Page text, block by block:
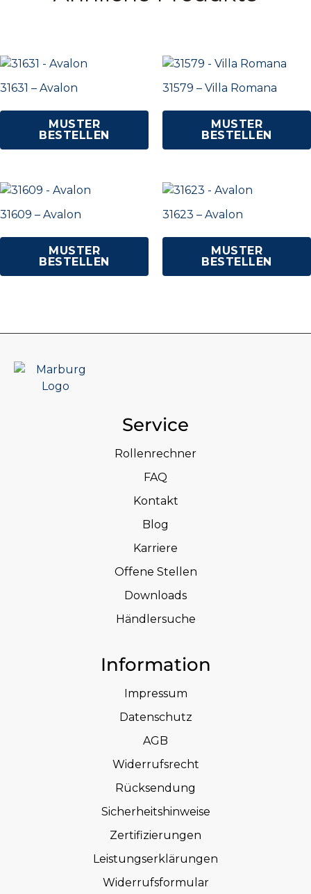
31631 – Avalon
MUSTER
BESTELLEN
31579 – Villa Romana
MUSTER
BESTELLEN
31609 – Avalon
MUSTER
BESTELLEN
31623 – Avalon
MUSTER
BESTELLEN
Service
Rollenrechner
FAQ
Kontakt
Blog
Karriere
Offene Stellen
Downloads
Händlersuche
Information
Impressum
Datenschutz
AGB
Widerrufsrecht
Rücksendung
Sicherheitshinweise
Zertifizierungen
Leistungserklärungen
Widerrufsformular